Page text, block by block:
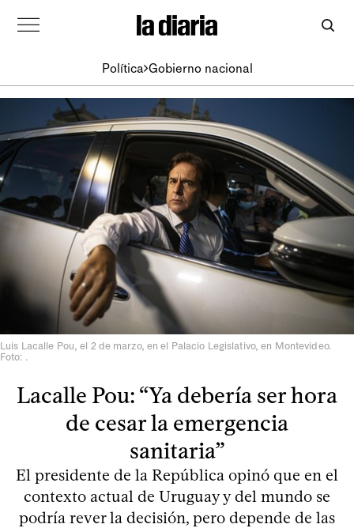
Política Gobierno nacional
Luis Lacalle Pou, el 2 de marzo, en el Palacio Legislativo, en Montevideo.
Foto: .
Lacalle Pou: “Ya debería ser hora
de cesar la emergencia
sanitaria”
El presidente de la República opinó que en el
contexto actual de Uruguay y del mundo se
podría rever la decisión, pero depende de las